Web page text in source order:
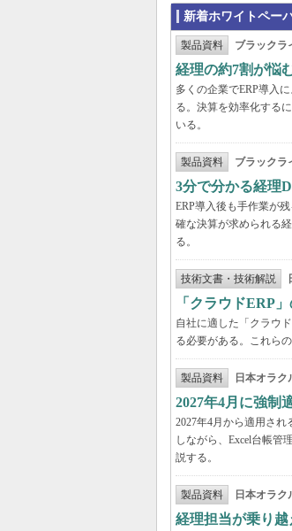
新着ホワイトペー
製品資料 ブラックラ
経理の約7割が悩
多くの企業でERP導入
る。決算を効率化する
いる。
製品資料 ブラックラ
3分で分かる経理
ERP導入後も手作業が
確な決算が求められる
る。
技術文書・技術解説
「クラウドERP
自社に適した「クラウ
る必要がある。これら
製品資料 日本オラク
2027年4月に強制
2027年4月から適用さ
しながら、Excel台帳管
説する。
製品資料 日本オラク
経理担当が乗り越